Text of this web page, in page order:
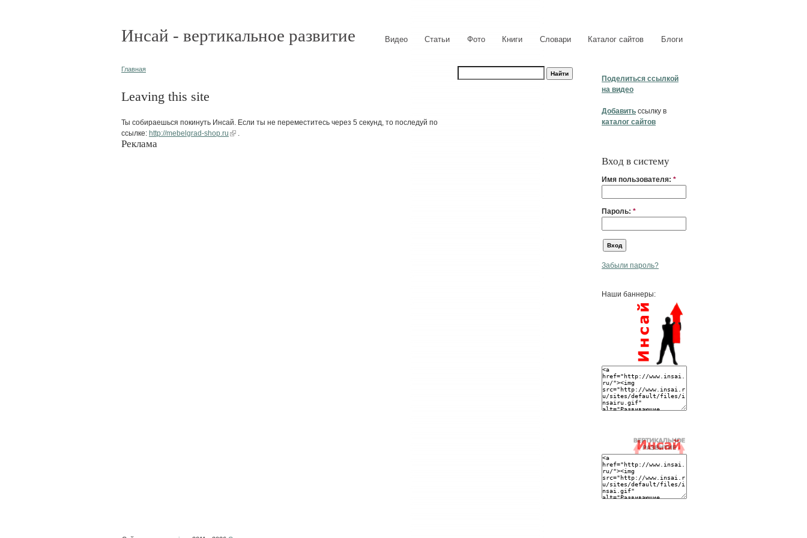
Инсай - вертикальное развитие Видео Статьи Фото Книги Словари Каталог сайтов Блоги
Поделиться ссылкой
на видео
Добавить ссылку в
каталог сайтов
Вход в систему
Имя пользователя: *
Пароль: *
Забыли пароль?
Наши баннеры:
Главная
Leaving this site
Ты собираешься покинуть Инсай. Если ты не переместитесь через 5 секунд, то последуй по
ссылке: http://mebelgrad-shop.ru
Реклама